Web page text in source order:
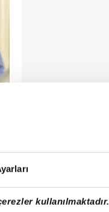
kullanılmaktadır.